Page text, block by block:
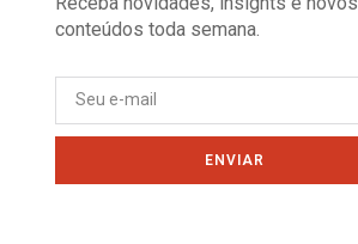
conteúdos toda semana.
ENVIAR